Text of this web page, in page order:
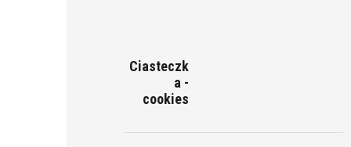
Ciasteczk
a -
cookies